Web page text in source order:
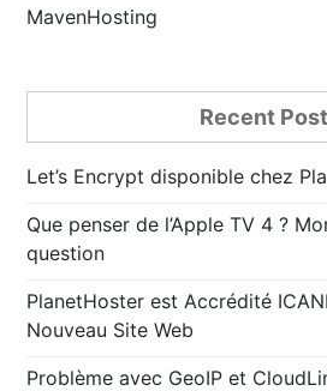
MavenHosting
Recent
Let’s Encrypt disponible chez
Que penser de l’Apple TV 4 ?
question
PlanetHoster est Accrédité
Nouveau Site Web
Problème avec GeoIP et